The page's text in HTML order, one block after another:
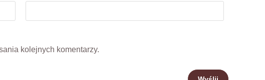
kolejnych komentarzy.